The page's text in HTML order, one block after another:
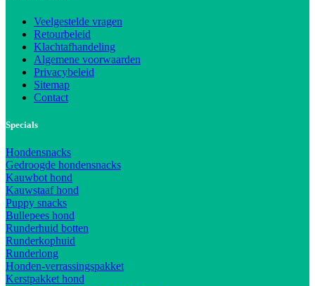
Veelgestelde vragen
Retourbeleid
Klachtafhandeling
Algemene voorwaarden
Privacybeleid
Sitemap
Contact
Specials
Hondensnacks
Gedroogde hondensnacks
Kauwbot hond
Kauwstaaf hond
Puppy snacks
Bullepees hond
Runderhuid botten
Runderkophuid
Runderlong
Honden-verrassingspakket
Kerstpakket hond